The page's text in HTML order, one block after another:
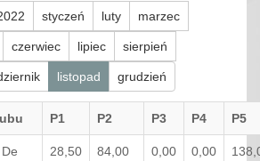
styczeń luty marzec
czerwiec lipiec sierpień
listopad grudzień
P1 P2 P3 P4 P5
28,50 84,00 0,00 0,00